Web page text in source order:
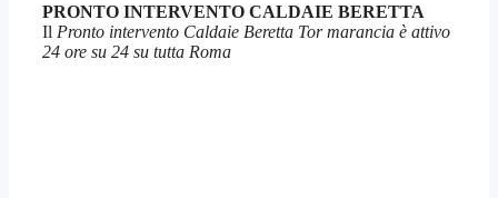
PRONTO INTERVENTO CALDAIE BERETTA
Il Pronto intervento Caldaie Beretta Tor marancia è attivo
24 ore su 24 su tutta Roma